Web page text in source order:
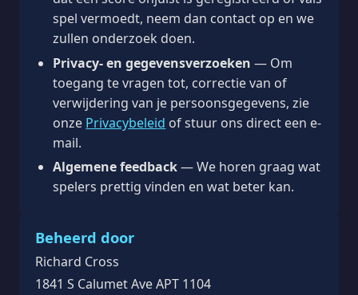
spel vermoedt, neem dan contact op en we
zullen onderzoek doen.
Privacy- en gegevensverzoeken — Om
toegang te vragen tot, correctie van of
verwijdering van je persoonsgegevens, zie
onze Privacybeleid of stuur ons direct een e-
mail.
Algemene feedback— We horen graag wat
spelers prettig vinden en wat beter kan.
Beheerd door
Richard Cross
1841 S Calumet Ave APT 1104